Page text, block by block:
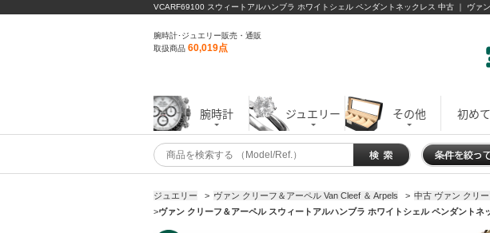
VCARF69100 スウィートアルハンブラ ホワイトシェル ペンダントネックレス 中古 ｜ ヴァ
腕時計･ジュエリー販売・通販
取扱商品 60,019点
腕時計 ジュエリー その他 初め
ジュエリー > ヴァン クリーフ＆アーペル Van Cleef ＆ Arpels > 中古 ヴァン クリ
>ヴァン クリーフ＆アーペル スウィートアルハンブラ ホワイトシェル ペンダントネ